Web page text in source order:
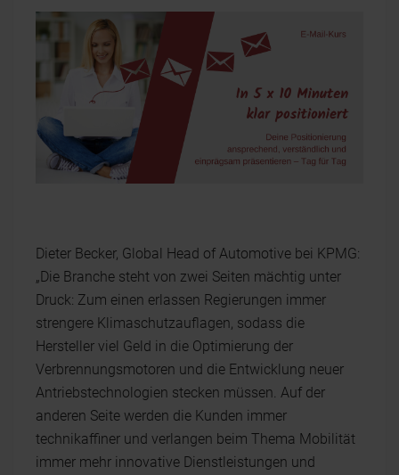
Dieter Becker, Global Head of Automotive bei KPMG:
„Die Branche steht von zwei Seiten mächtig unter
Druck: Zum einen erlassen Regierungen immer
strengere Klimaschutzauflagen, sodass die
Hersteller viel Geld in die Optimierung der
Verbrennungsmotoren und die Entwicklung neuer
Antriebstechnologien stecken müssen. Auf der
anderen Seite werden die Kunden immer
technikaffiner und verlangen beim Thema Mobilität
immer mehr innovative Dienstleistungen und